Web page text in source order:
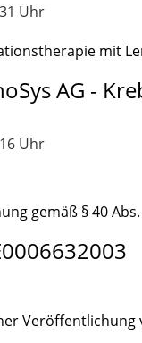
Uhr
mit
AG -
Uhr
gemäß § 40
Veröffentlichung